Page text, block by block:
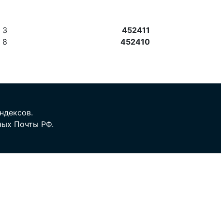
3
452411
8
452410
Почты РФ.